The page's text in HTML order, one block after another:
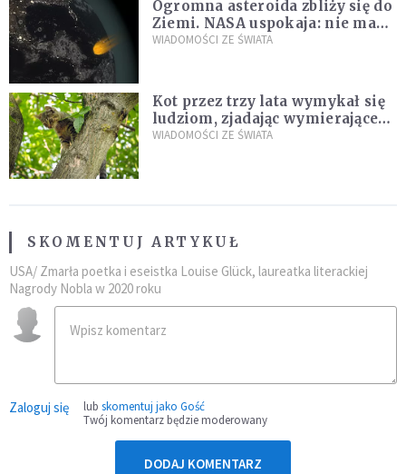
Ogromna asteroida zbliży się do
Ziemi. NASA uspokaja: nie ma
zagrożenia
WIADOMOŚCI ZE ŚWIATA
Kot przez trzy lata wymykał się
ludziom, zjadając wymierające
kaczki. W końcu popełnił
WIADOMOŚCI ZE ŚWIATA
SKOMENTUJ ARTYKUŁ
USA/ Zmarła poetka i eseistka Louise Glück, laureatka literackiej
Nagrody Nobla w 2020 roku
Zaloguj się lub skomentuj jako Gość
Twój komentarz będzie moderowany
DODAJ KOMENTARZ